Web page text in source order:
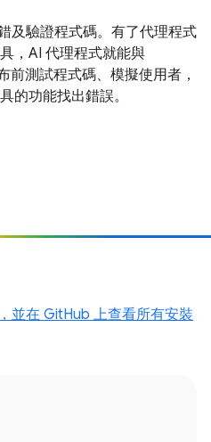
及驗證程式碼。有了代理程式
，AI 代理程式就能與
測試程式碼、模擬使用者，
的功能找出錯誤。
並在 GitHub 上查看所有安裝